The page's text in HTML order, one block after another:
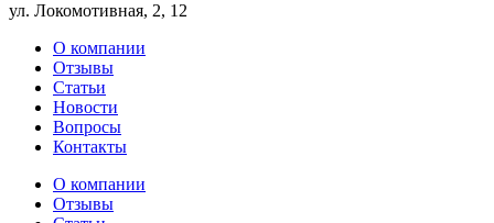
ул. Локомотивная, 2, 12
О компании
Отзывы
Статьи
Новости
Вопросы
Контакты
О компании
Отзывы